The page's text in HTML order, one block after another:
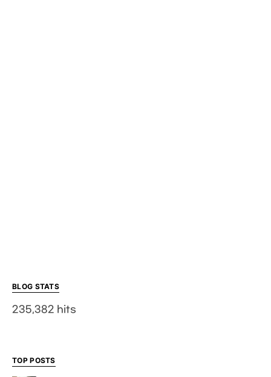
BLOG STATS
235,382 hits
TOP POSTS